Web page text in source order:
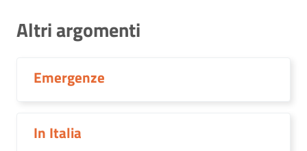
Altri argomenti
Emergenze
In Italia